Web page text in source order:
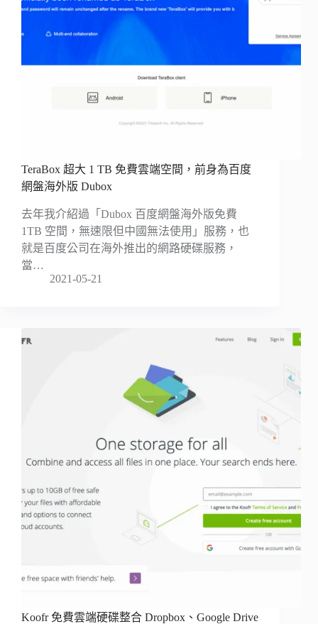
TeraBox 超大 1 TB 免費雲端空間，前身為百度
網盤海外版 Dubox
去年我介紹過「Dubox 百度網盤海外版免費
1TB 空間，無速限但中國無法使用」服務，也
就是百度公司在海外推出的網路硬碟服務，
當…
2021-05-21
Koofr 免費雲端硬碟整合 Dropbox、Google Drive